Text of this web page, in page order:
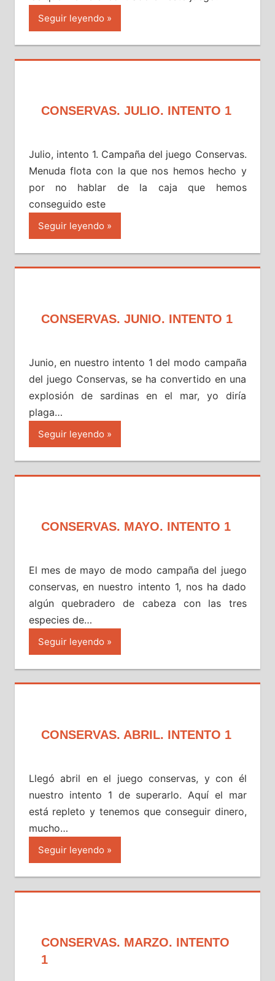
Seguir leyendo
CONSERVAS. JULIO. INTENTO 1
Julio, intento 1. Campaña del juego Conservas.
Menuda flota con la que nos hemos hecho y
por no hablar de la caja que hemos
conseguido este
Seguir leyendo
CONSERVAS. JUNIO. INTENTO 1
Junio, en nuestro intento 1 del modo campaña
del juego Conservas, se ha convertido en una
explosión de sardinas en el mar, yo diría
plaga…
Seguir leyendo
CONSERVAS. MAYO. INTENTO 1
El mes de mayo de modo campaña del juego
conservas, en nuestro intento 1, nos ha dado
algún quebradero de cabeza con las tres
especies de…
Seguir leyendo
CONSERVAS. ABRIL. INTENTO 1
Llegó abril en el juego conservas, y con él
nuestro intento 1 de superarlo. Aquí el mar
está repleto y tenemos que conseguir dinero,
mucho…
Seguir leyendo
CONSERVAS. MARZO. INTENTO
1